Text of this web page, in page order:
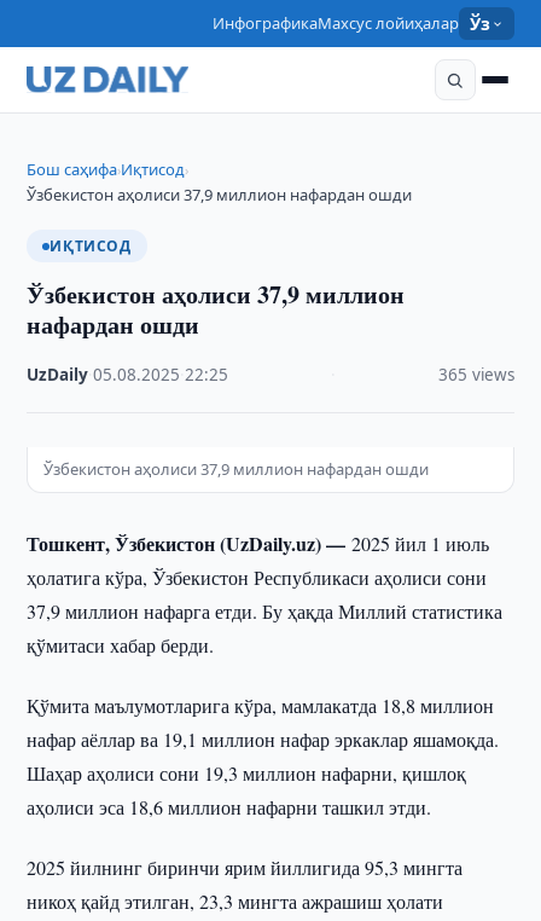
ИнфографикаМахсус лойиҳалар Ўз
Бош саҳифа›Иқтисод›
Ўзбекистон аҳолиси 37,9 миллион нафардан ошди
ИҚТИСОД
Ўзбекистон аҳолиси 37,9 миллион
нафардан ошди
UzDaily ·05.08.2025 ·22:25 365 views
Ўзбекистон аҳолиси 37,9 миллион нафардан ошди
Тошкент, Ўзбекистон (UzDaily.uz) —2025 йил 1 июль
ҳолатига кўра, Ўзбекистон Республикаси аҳолиси сони
37,9 миллион нафарга етди. Бу ҳақда Миллий статистика
қўмитаси хабар берди.
Қўмита маълумотларига кўра, мамлакатда 18,8 миллион
нафар аёллар ва 19,1 миллион нафар эркаклар яшамоқда.
Шаҳар аҳолиси сони 19,3 миллион нафарни, қишлоқ
аҳолиси эса 18,6 миллион нафарни ташкил этди.
2025 йилнинг биринчи ярим йиллигида 95,3 мингта
никоҳ қайд этилган, 23,3 мингта ажрашиш ҳолати